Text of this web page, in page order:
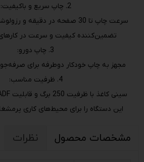
2. چاپ سریع و باکیفیت:
تضمین‌کننده کیفیت و سرعت در
3. چاپ دورو:
مجهز به چاپ خودکار دوطرفه برای
4. ظرفیت مناسب:
این دستگاه را برای محیط‌های کاری
مشخصات محصول نظرات